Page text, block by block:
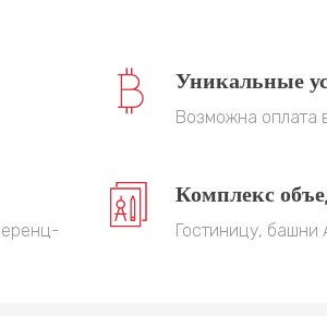
Уникальные
Возможна оплата
Комплекс
Гостиницу,